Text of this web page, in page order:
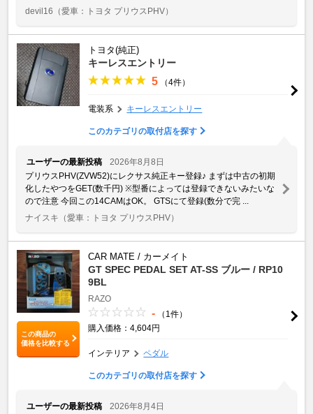
devil16 （愛車：トヨタ プリウスPHV）
トヨタ(純正)
キーレスエントリー
5 （4件）
電装系 キーレスエントリー
このカテゴリの取付店を探す
ユーザーの最新投稿
2026年8月8日
プリウスPHV(ZVW52)にレクサス純正キー登録♪ まずは中古の初期
化したやつをGET(数千円) ※型番によっては登録できないみたいな
ので注意 今回この14CAMはOK。 GTSにて登録(数分で完 ...
ナイスキ （愛車：トヨタ プリウスPHV）
この商品の
価格を比較する
CAR MATE / カーメイト
GT SPEC PEDAL SET AT-SS ブルー / RP10
9BL
RAZO
-
（1件）
購入価格：4,604円
インテリア ペダル
このカテゴリの取付店を探す
ユーザーの最新投稿
2026年8月4日